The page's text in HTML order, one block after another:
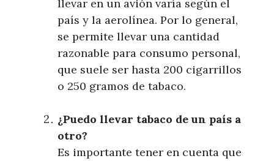
llevar en un avión varía según el
país y la aerolínea. Por lo general,
se permite llevar una cantidad
razonable para consumo personal,
que suele ser hasta 200 cigarrillos
o 250 gramos de tabaco.
¿Puedo llevar tabaco de un país a
otro?
Es importante tener en cuenta que